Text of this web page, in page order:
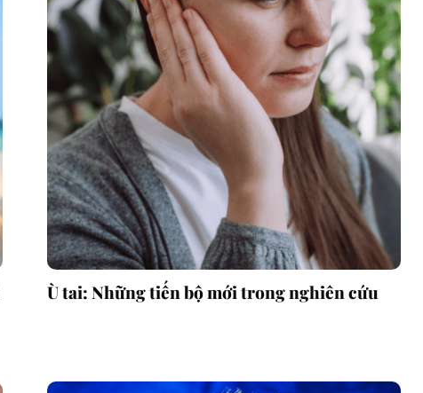
Ù tai: Những tiến bộ mới trong nghiên cứu